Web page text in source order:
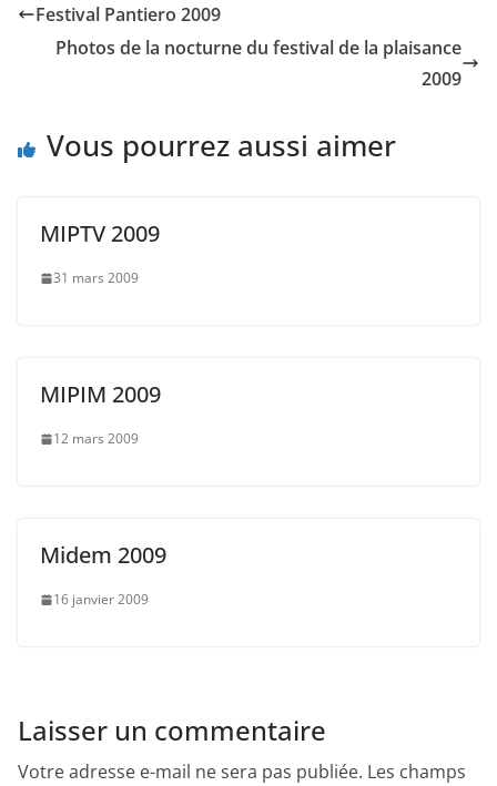
Festival Pantiero 2009
Photos de la nocturne du festival de la plaisance
2009
Vous pourrez aussi aimer
MIPTV 2009
31 mars 2009
MIPIM 2009
12 mars 2009
Midem 2009
16 janvier 2009
Laisser un commentaire
Votre adresse e-mail ne sera pas publiée. Les champs